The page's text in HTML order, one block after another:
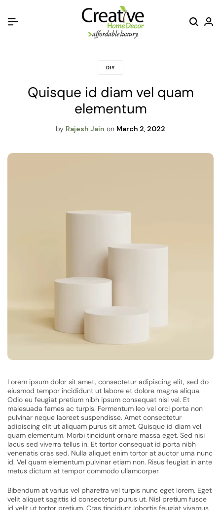
DIY
Quisque id diam vel quam
elementum
by Rajesh Jain on March 2, 2022
Lorem ipsum dolor sit amet, consectetur adipiscing elit, sed do
eiusmod tempor incididunt ut labore et dolore magna aliqua.
Odio eu feugiat pretium nibh ipsum consequat nisl vel. Et
malesuada fames ac turpis. Fermentum leo vel orci porta non
pulvinar neque laoreet suspendisse. Amet consectetur
adipiscing elit ut aliquam purus sit amet. Quisque id diam vel
quam elementum. Morbi tincidunt ornare massa eget. Sed nisi
lacus sed viverra tellus in. Et tortor consequat id porta nibh
venenatis cras sed. Nulla aliquet enim tortor at auctor urna nunc
id. Vel quam elementum pulvinar etiam non. Risus feugiat in ante
metus dictum at tempor commodo ullamcorper.
Bibendum at varius vel pharetra vel turpis nunc eget lorem. Eget
velit aliquet sagittis id consectetur purus ut. Nisl pretium fusce
id velit ut tortor pretium. Cras tincidunt lobortis feugiat vivamus